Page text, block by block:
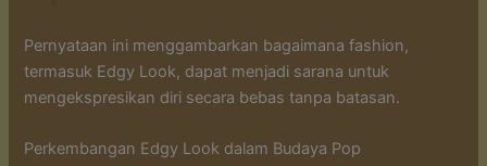
Pernyataan ini menggambarkan bagaimana fashion,
termasuk Edgy Look, dapat menjadi sarana untuk
mengekspresikan diri secara bebas tanpa batasan.
Perkembangan Edgy Look dalam Budaya Pop